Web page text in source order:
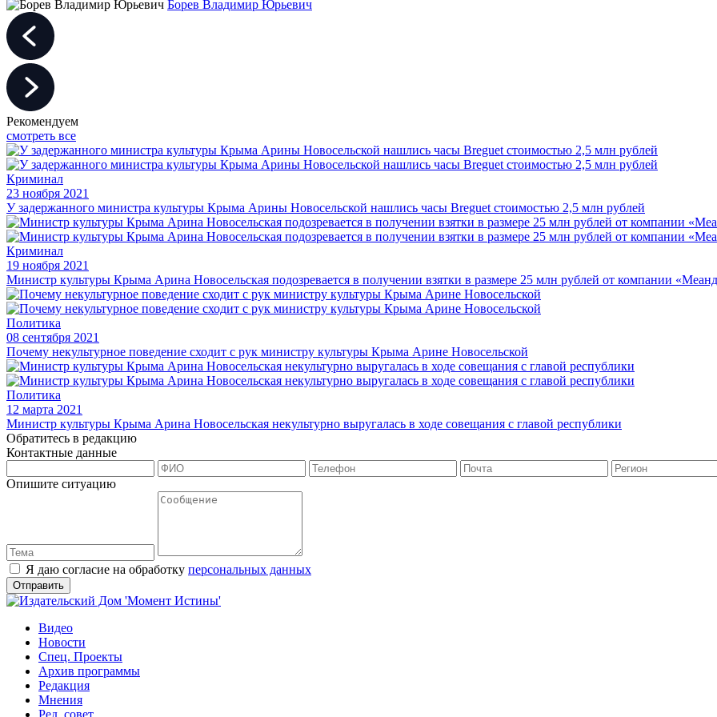
Борев Владимир Юрьевич
Рекомендуем
смотреть все
Криминал
23 ноября 2021
У задержанного министра культуры Крыма Арины Новосельской нашлись часы Breguet стоимостью 2,5 млн рублей
Криминал
19 ноября 2021
Министр культуры Крыма Арина Новосельская подозревается в получении взятки в размере 25 млн рублей от компании
Политика
08 сентября 2021
Почему некультурное поведение сходит с рук министру культуры Крыма Арине Новосельской
Политика
12 марта 2021
Министр культуры Крыма Арина Новосельская некультурно выругалась в ходе совещания с главой республики
Обратитесь в редакцию
Контактные данные
Опишите ситуацию
Я даю согласие на обработку персональных данных
Видео
Новости
Спец. Проекты
Архив программы
Редакция
Мнения
Ред. совет